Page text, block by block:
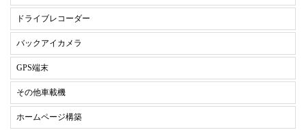
ドライブレコーダー
バックアイカメラ
GPS端末
その他車載機
ホームページ構築